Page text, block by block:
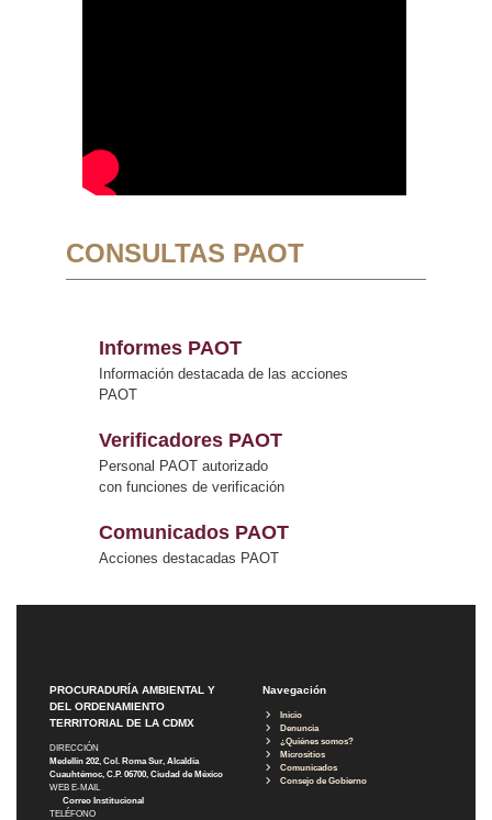
CONSULTAS PAOT
Informes PAOT
Información destacada de las acciones
PAOT
Verificadores PAOT
Personal PAOT autorizado
con funciones de verificación
Comunicados PAOT
Acciones destacadas PAOT
PROCURADURÍA AMBIENTAL Y
DEL ORDENAMIENTO
TERRITORIAL DE LA CDMX
DIRECCIÓN
Medellín 202, Col. Roma Sur, Alcaldía
Cuauhtémoc, C.P. 06700, Ciudad de México
WEB E-MAIL
Correo Institucional
TELÉFONO
Navegación
Inicio
Denuncia
¿Quiénes somos?
Micrositios
Comunicados
Consejo de Gobierno